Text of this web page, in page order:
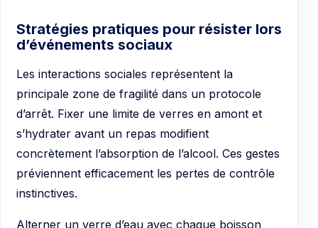
Stratégies pratiques pour résister lors
d’événements sociaux
Les interactions sociales représentent la
principale zone de fragilité dans un protocole
d’arrêt. Fixer une limite de verres en amont et
s’hydrater avant un repas modifient
concrètement l’absorption de l’alcool. Ces gestes
préviennent efficacement les pertes de contrôle
instinctives.
Alterner un verre d’eau avec chaque boisson